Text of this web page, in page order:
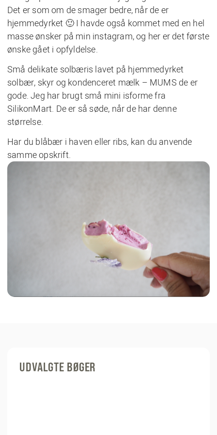
Det er som om de smager bedre, når de er
hjemmedyrket 🙂 I havde også kommet med en hel
masse ønsker på min instagram, og her er det første
ønske gået i opfyldelse.
Små delikate solbæris lavet på hjemmedyrket
solbær, skyr og kondenceret mælk – MUMS de er
gode. Jeg har brugt små mini isforme fra
SilikonMart. De er så søde, når de har denne
størrelse.
Har du blåbær i haven eller ribs, kan du anvende
samme opskrift.
UDVALGTE BØGER